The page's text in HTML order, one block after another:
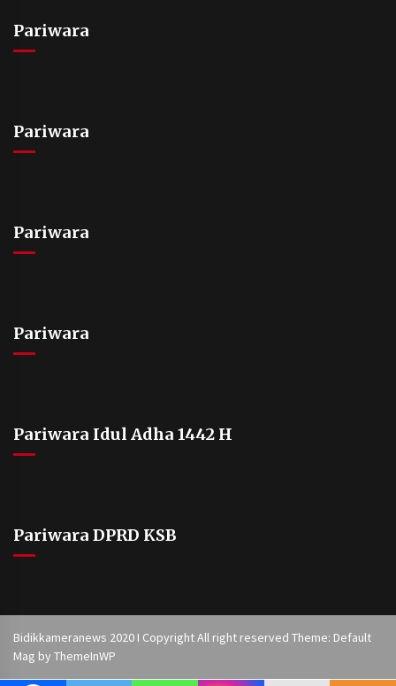
Pariwara
Pariwara
Pariwara
Pariwara
Pariwara Idul Adha 1442 H
Pariwara DPRD KSB
Bidikkameranews 2020 I Copyright All right reserved Theme: Default
Mag by ThemeInWP